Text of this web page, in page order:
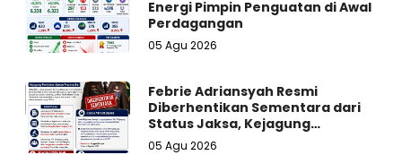
Energi Pimpin Penguatan di Awal
Perdagangan
05 Agu 2026
Febrie Adriansyah Resmi
Diberhentikan Sementara dari
Status Jaksa, Kejagung
Persilakan Ajukan Praperadilan
05 Agu 2026